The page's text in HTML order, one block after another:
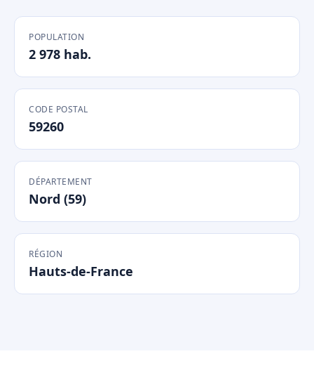
POPULATION
2 978 hab.
CODE POSTAL
59260
DÉPARTEMENT
Nord (59)
RÉGION
Hauts-de-France